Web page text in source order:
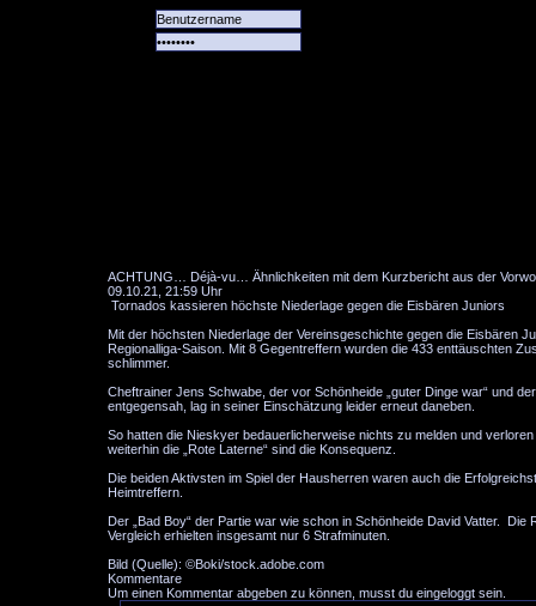
ACHTUNG… Déjà-vu… Ähnlichkeiten mit dem Kurzbericht aus der
09.10.21, 21:59 Uhr
Tornados kassieren höchste Niederlage gegen die Eisbären Juniors
Mit der höchsten Niederlage der Vereinsgeschichte gegen die Eisbären
Regionalliga-Saison. Mit 8 Gegentreffern wurden die 433 enttäuschten
schlimmer.
Cheftrainer Jens Schwabe, der vor Schönheide „guter Dinge war“ und
entgegensah, lag in seiner Einschätzung leider erneut daneben.
So hatten die Nieskyer bedauerlicherweise nichts zu melden und
weiterhin die „Rote Laterne“ sind die Konsequenz.
Die beiden Aktivsten im Spiel der Hausherren waren auch die
Heimtreffern.
Der „Bad Boy“ der Partie war wie schon in Schönheide David Vatter.
Vergleich erhielten insgesamt nur 6 Strafminuten.
Bild (Quelle): ©Boki/stock.adobe.com
Kommentare
Um einen Kommentar abgeben zu können, musst du eingeloggt sein.